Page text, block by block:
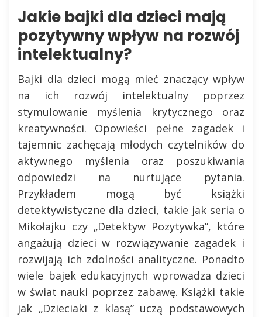
Jakie bajki dla dzieci mają
pozytywny wpływ na rozwój
intelektualny?
Bajki dla dzieci mogą mieć znaczący wpływ
na ich rozwój intelektualny poprzez
stymulowanie myślenia krytycznego oraz
kreatywności. Opowieści pełne zagadek i
tajemnic zachęcają młodych czytelników do
aktywnego myślenia oraz poszukiwania
odpowiedzi na nurtujące pytania.
Przykładem mogą być książki
detektywistyczne dla dzieci, takie jak seria o
Mikołajku czy „Detektyw Pozytywka”, które
angażują dzieci w rozwiązywanie zagadek i
rozwijają ich zdolności analityczne. Ponadto
wiele bajek edukacyjnych wprowadza dzieci
w świat nauki poprzez zabawę. Książki takie
jak „Dzieciaki z klasą” uczą podstawowych